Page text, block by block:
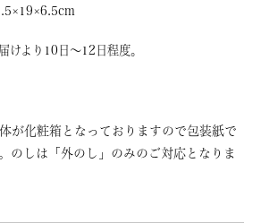
けより10日～12日程度。
が化粧箱となっておりますので包装紙で
のしは「外のし」のみのご対応となりま